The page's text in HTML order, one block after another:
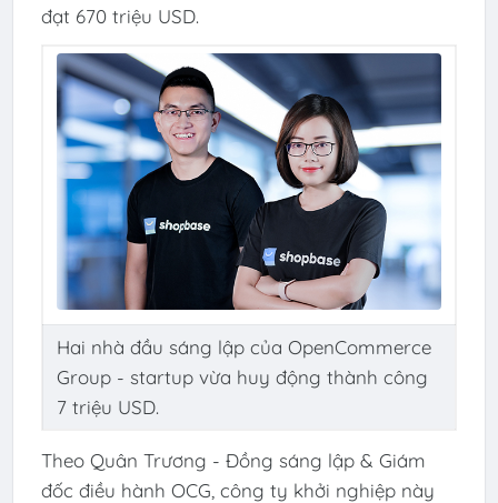
đạt 670 triệu USD.
Hai nhà đầu sáng lập của OpenCommerce
Group - startup vừa huy động thành công
7 triệu USD.
Theo Quân Trương - Đồng sáng lập & Giám
đốc điều hành OCG, công ty khởi nghiệp này